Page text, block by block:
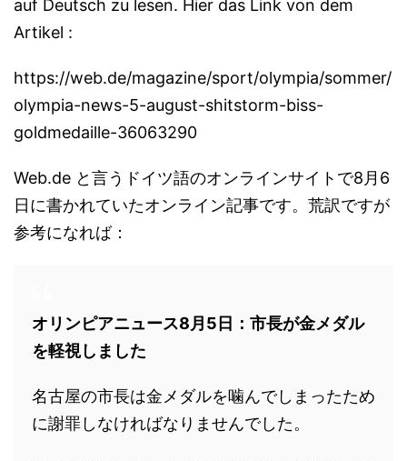
auf Deutsch zu lesen. Hier das Link von dem
Artikel :
https://web.de/magazine/sport/olympia/sommer/
olympia-news-5-august-shitstorm-biss-
goldmedaille-36063290
Web.de と言うドイツ語のオンラインサイトで8月6
日に書かれていたオンライン記事です。荒訳ですが
参考になれば：
オリンピアニュース8月5日：市長が金メダル
を軽視しました
名古屋の市長は金メダルを噛んでしまったため
に謝罪しなければなりませんでした。